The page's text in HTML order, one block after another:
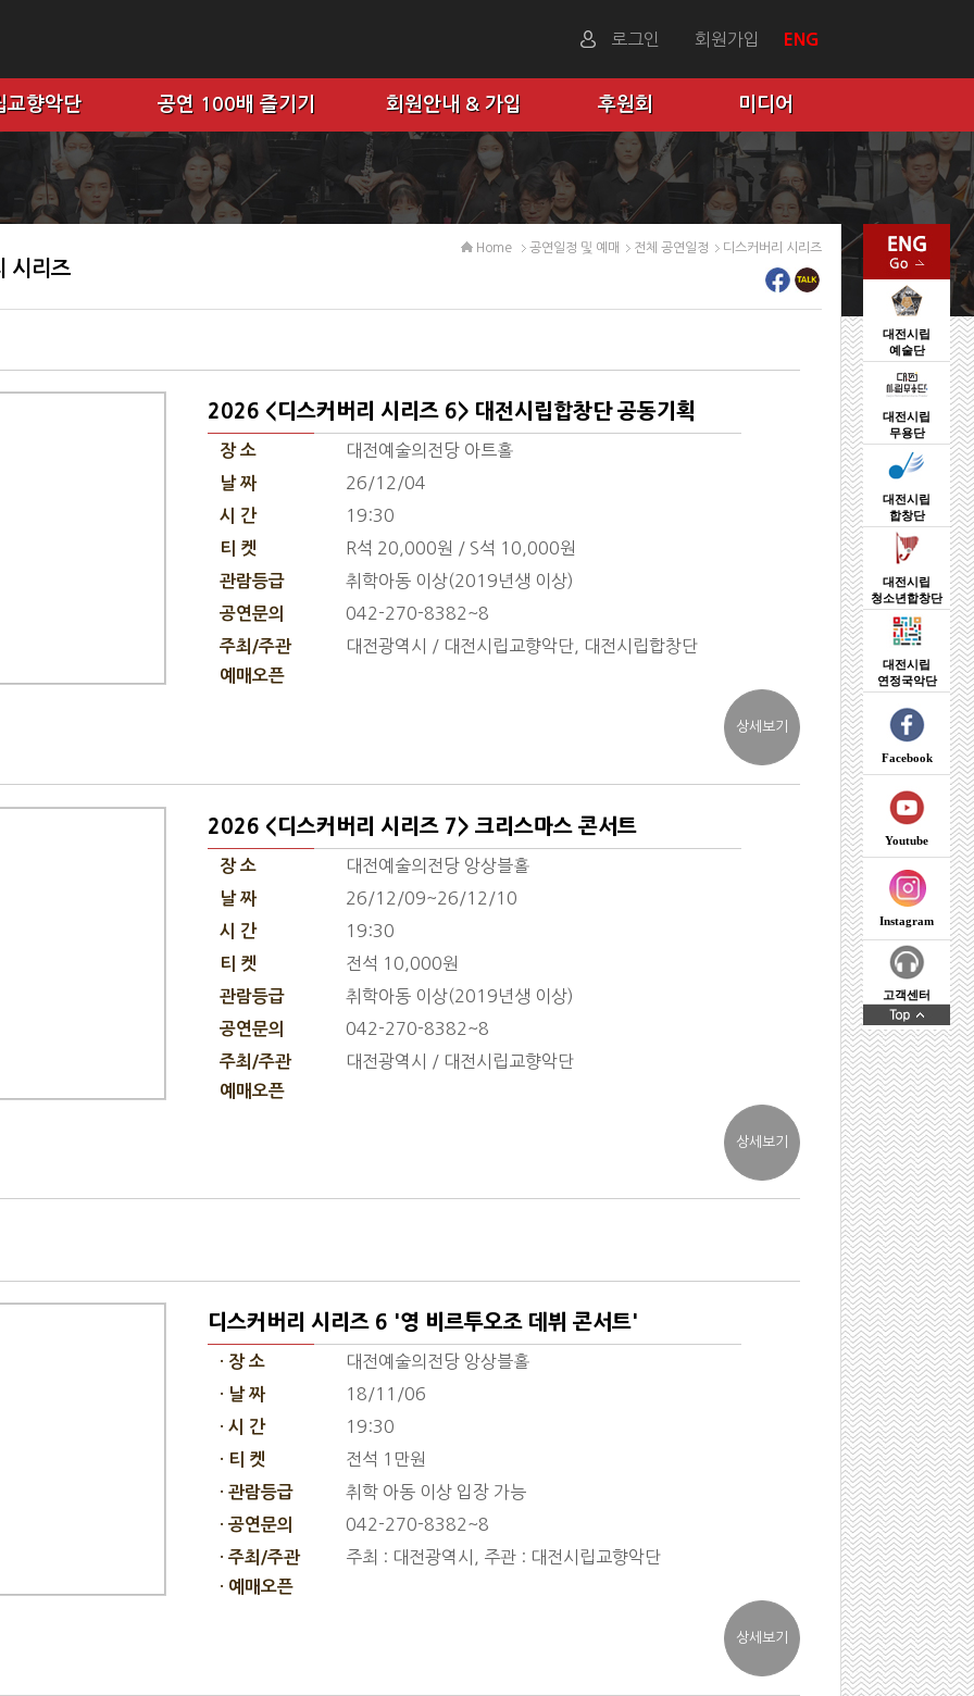
로그인 회원가입 ENG
대전시립
예술단
대전시립
무용단
대전시립
합창단
대전시립
청소년합창단
대전시립
연정국악단
Facebook
Youtube
Instagram
고객센터
교향악단 공연 100배 즐기기 회원안내 & 가입 후원회 미디어
시리즈
Home 공연일정 및 예매 전체 공연일정 디스커버리 시리즈
2026 <디스커버리 시리즈 6> 대전시립합창단 공동기획
장 소 대전예술의전당 아트홀
날 짜 26/12/04
시 간 19:30
티 켓 R석 20,000원 / S석 10,000원
관람등급 취학아동 이상(2019년생 이상)
공연문의 042-270-8382~8
주최/주관 대전광역시 / 대전시립교향악단, 대전시립합창단
예매오픈
2026 <디스커버리 시리즈 7> 크리스마스 콘서트
장 소 대전예술의전당 앙상블홀
날 짜 26/12/09~26/12/10
시 간 19:30
티 켓 전석 10,000원
관람등급 취학아동 이상(2019년생 이상)
공연문의 042-270-8382~8
주최/주관 대전광역시 / 대전시립교향악단
예매오픈
디스커버리 시리즈 6 '영 비르투오조 데뷔 콘서트'
· 장 소 대전예술의전당 앙상블홀
· 날 짜 18/11/06
· 시 간 19:30
· 티 켓 전석 1만원
· 관람등급 취학 아동 이상 입장 가능
· 공연문의 042-270-8382~8
· 주최/주관 주최 : 대전광역시, 주관 : 대전시립교향악단
· 예매오픈